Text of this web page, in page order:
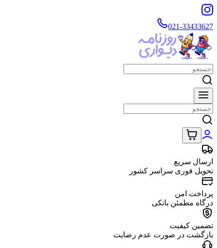
021-33433627
ارسال سریع
تحویل فوری سراسر کشور
پرداخت امن
درگاه مطمئن بانکی
تضمین کیفیت
بازگشت در صورت عدم رضایت